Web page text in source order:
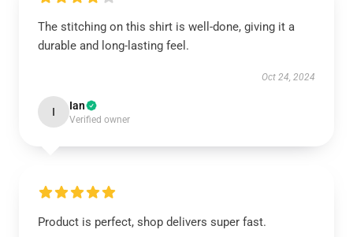
The stitching on this shirt is well-done, giving it a
durable and long-lasting feel.
Oct 24, 2024
I Ian
Verified owner
Product is perfect, shop delivers super fast.